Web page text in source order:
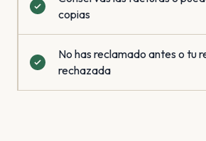
copias
No has reclamado antes o tu
rechazada